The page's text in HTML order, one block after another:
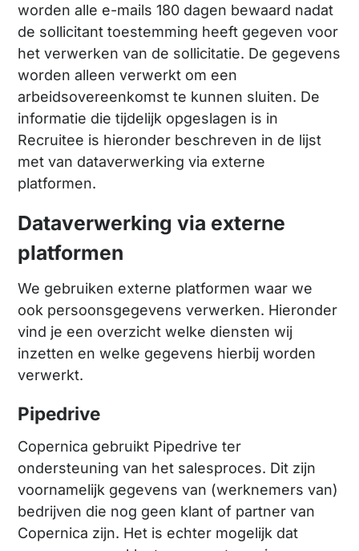
worden alle e-mails 180 dagen bewaard nadat
de sollicitant toestemming heeft gegeven voor
het verwerken van de sollicitatie. De gegevens
worden alleen verwerkt om een
arbeidsovereenkomst te kunnen sluiten. De
informatie die tijdelijk opgeslagen is in
Recruitee is hieronder beschreven in de lijst
met van dataverwerking via externe
platformen.
Dataverwerking via externe
platformen
We gebruiken externe platformen waar we
ook persoonsgegevens verwerken. Hieronder
vind je een overzicht welke diensten wij
inzetten en welke gegevens hierbij worden
verwerkt.
Pipedrive
Copernica gebruikt Pipedrive ter
ondersteuning van het salesproces. Dit zijn
voornamelijk gegevens van (werknemers van)
bedrijven die nog geen klant of partner van
Copernica zijn. Het is echter mogelijk dat